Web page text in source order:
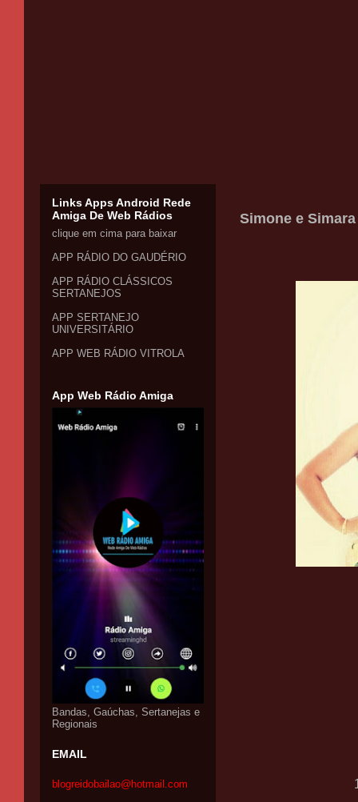
Simone e
Links Apps Android Rede
Amiga De Web Rádios
clique em cima para baixar
APP RÁDIO DO GAUDÉRIO
APP RÁDIO CLÁSSICOS
SERTANEJOS
APP SERTANEJO
UNIVERSITÁRIO
APP WEB RÁDIO VITROLA
App Web Rádio Amiga
Bandas, Gaúchas, Sertanejas e
Regionais
EMAIL
blogreidobailao@hotmail.com